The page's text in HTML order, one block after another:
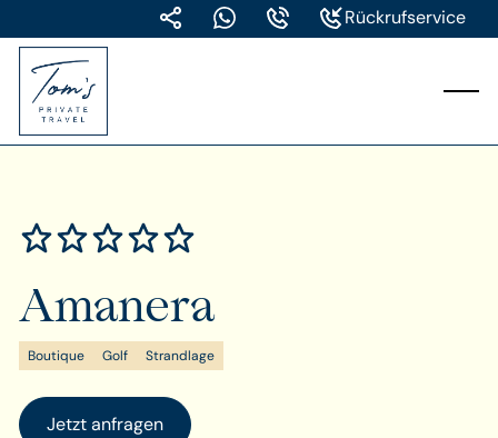
Rückrufservice
Amanera
Boutique Golf Strandlage
Jetzt anfragen